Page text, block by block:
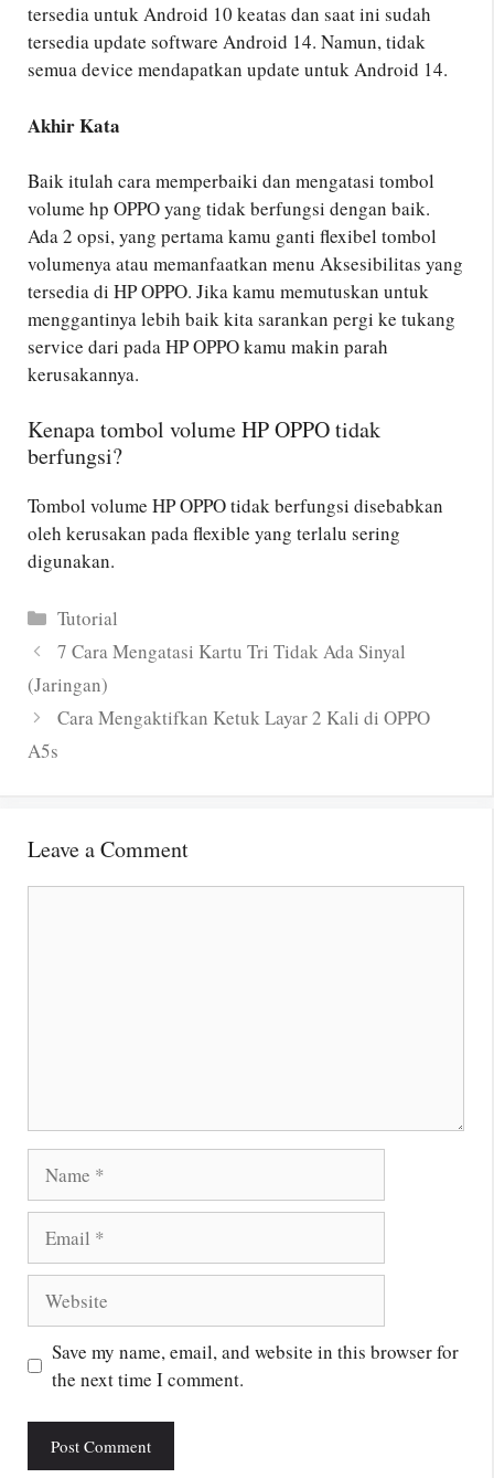
tersedia untuk Android 10 keatas dan saat ini sudah
tersedia update software Android 14. Namun, tidak
semua device mendapatkan update untuk Android 14.
Akhir Kata
Baik itulah cara memperbaiki dan mengatasi tombol
volume hp OPPO yang tidak berfungsi dengan baik.
Ada 2 opsi, yang pertama kamu ganti flexibel tombol
volumenya atau memanfaatkan menu Aksesibilitas yang
tersedia di HP OPPO. Jika kamu memutuskan untuk
menggantinya lebih baik kita sarankan pergi ke tukang
service dari pada HP OPPO kamu makin parah
kerusakannya.
Kenapa tombol volume HP OPPO tidak
berfungsi?
Tombol volume HP OPPO tidak berfungsi disebabkan
oleh kerusakan pada flexible yang terlalu sering
digunakan.
Categories
Tutorial
7 Cara Mengatasi Kartu Tri Tidak Ada Sinyal
(Jaringan)
Cara Mengaktifkan Ketuk Layar 2 Kali di OPPO
A5s
Leave a Comment
Save my name, email, and website in this browser for
the next time I comment.